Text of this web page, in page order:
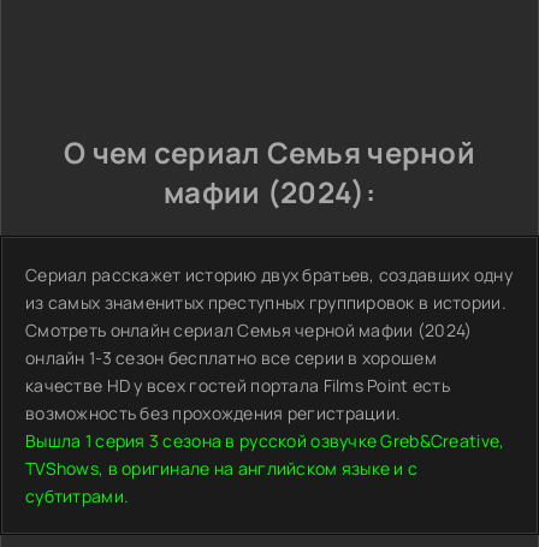
О чем сериал Семья черной
мафии (2024):
Сериал расскажет историю двух братьев, создавших одну
из самых знаменитых преступных группировок в истории.
Смотреть онлайн сериал Семья черной мафии (2024)
онлайн 1-3 сезон бесплатно все серии в хорошем
качестве HD у всех гостей портала Films Point есть
возможность без прохождения регистрации.
Вышла 1 серия 3 сезона в русской озвучке Greb&Creative,
TVShows, в оригинале на английском языке и с
субтитрами.